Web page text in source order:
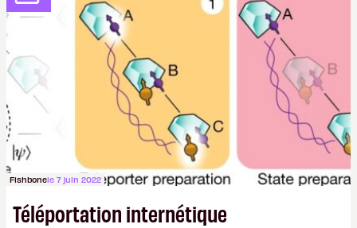
considère comme «
la prochaine grande plateforme
informatique après le World Wide Web et le mobile
(Crédit photo : Pexels / Pixabay)
Fishbonele 7 juin 2022
Téléportation internétique